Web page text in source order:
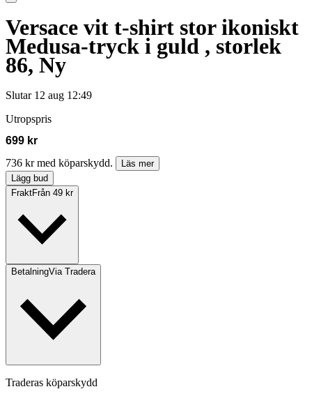
Versace vit t-shirt stor ikoniskt
Medusa-tryck i guld , storlek
86, Ny
Slutar 12 aug 12:49
Utropspris
699 kr
736 kr med köparskydd.
Läs mer
Lägg bud
FraktFrån 49 kr
BetalningVia Tradera
Traderas köparskydd